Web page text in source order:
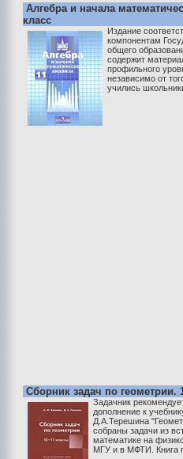
Алгебра и начала
класс
Издание
компонентам
общего
содержит
профильного
независимо от
учились
Сборник задач по геометрии.
Задачник
дополнение к
Д.А.Терешина
собраны задачи из
математике на
МГУ и в МФТИ. Книга